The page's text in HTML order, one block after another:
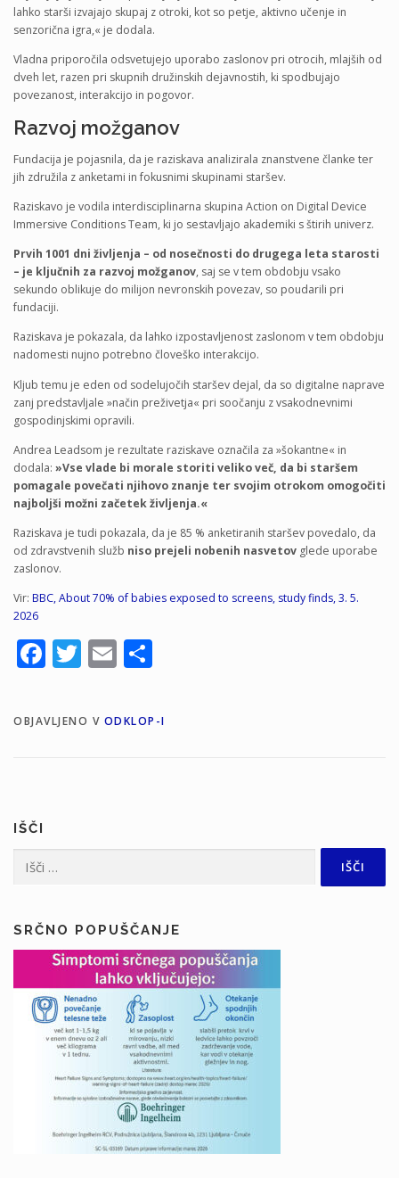
lahko starši izvajajo skupaj z otroki, kot so petje, aktivno učenje in
senzorična igra,« je dodala.
Vladna priporočila odsvetujejo uporabo zaslonov pri otrocih, mlajših od
dveh let, razen pri skupnih družinskih dejavnostih, ki spodbujajo
povezanost, interakcijo in pogovor.
Razvoj možganov
Fundacija je pojasnila, da je raziskava analizirala znanstvene članke ter
jih združila z anketami in fokusnimi skupinami staršev.
Raziskavo je vodila interdisciplinarna skupina Action on Digital Device
Immersive Conditions Team, ki jo sestavljajo akademiki s štirih univerz.
Prvih 1001 dni življenja – od nosečnosti do drugega leta starosti
– je ključnih za razvoj možganov, saj se v tem obdobju vsako
sekundo oblikuje do milijon nevronskih povezav, so poudarili pri
fundaciji.
Raziskava je pokazala, da lahko izpostavljenost zaslonom v tem obdobju
nadomesti nujno potrebno človeško interakcijo.
Kljub temu je eden od sodelujočih staršev dejal, da so digitalne naprave
zanj predstavljale »način preživetja« pri soočanju z vsakodnevnimi
gospodinjskimi opravili.
Andrea Leadsom je rezultate raziskave označila za »šokantne« in
dodala: »Vse vlade bi morale storiti veliko več, da bi staršem
pomagale povečati njihovo znanje ter svojim otrokom omogočiti
najboljši možni začetek življenja.«
Raziskava je tudi pokazala, da je 85 % anketiranih staršev povedalo, da
od zdravstvenih služb niso prejeli nobenih nasvetov glede uporabe
zaslonov.
Vir: BBC, About 70% of babies exposed to screens, study finds, 3. 5.
2026
Facebook
Twitter
Email
OBJAVLJENO V ODKLOP-I
IŠČI
SRČNO POPUŠČANJE